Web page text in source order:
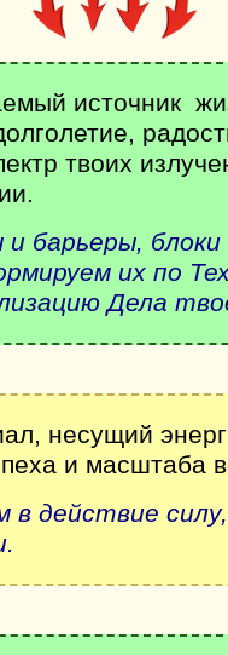
источник
твоих
и барьеры,
их по
Дела
несущий
и масштаба
в действие